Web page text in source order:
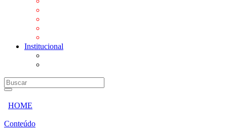
Institucional
HOME
Conteúdo